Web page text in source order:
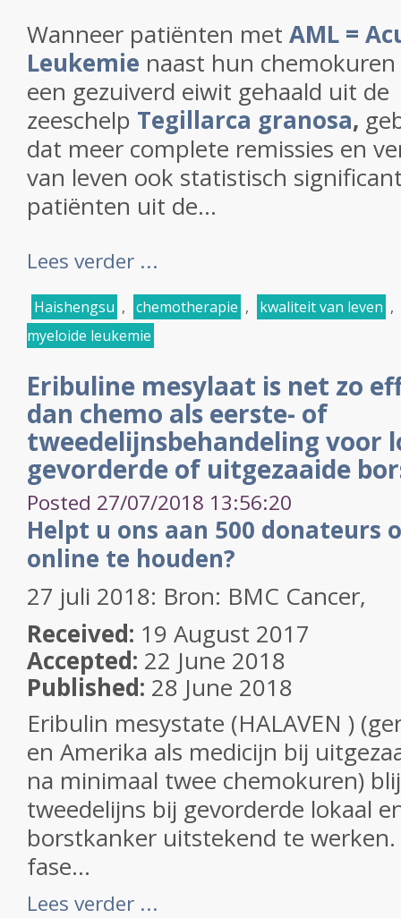
Wanneer patiënten met AML =
Leukemie naast hun chemokuren
een gezuiverd eiwit gehaald uit de
zeeschelp Tegillarca granosa,
dat meer complete remissies en
van leven ook statistisch
patiënten uit de...
Lees verder ...
Haishengsu , chemotherapie , kwaliteit van leven ,
myeloide leukemie
Eribuline mesylaat is net zo
dan chemo als eerste- of
tweedelijnsbehandeling voor
gevorderde of uitgezaaide
Posted 27/07/2018 13:56:20
Helpt u ons aan 500 donateurs
online te houden?
27 juli 2018: Bron: BMC Cancer,
Received: 19 August 2017
Accepted: 22 June 2018
Published: 28 June 2018
Eribulin mesystate (HALAVEN )
en Amerika als medicijn bij
na minimaal twee chemokuren)
tweedelijns bij gevorderde lokaal
borstkanker uitstekend te werken.
fase...
Lees verder ...